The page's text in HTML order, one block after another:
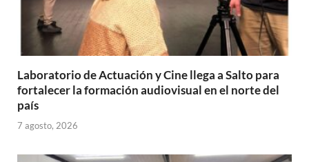
Laboratorio de Actuación y Cine llega a Salto para
fortalecer la formación audiovisual en el norte del
país
7 agosto, 2026